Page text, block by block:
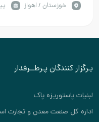
خوزستان / اهواز
بـرگزار کنندگان پـرطــرفدار
لبنیات پاستوریزه پاک
اداره کل صنعت معدن و تجارت